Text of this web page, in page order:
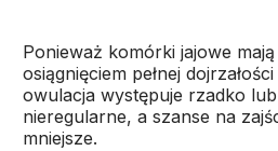
Ponieważ komórki jajowe
osiągnięciem pełnej
owulacja występuje rzadko
nieregularne, a szanse na
mniejsze.